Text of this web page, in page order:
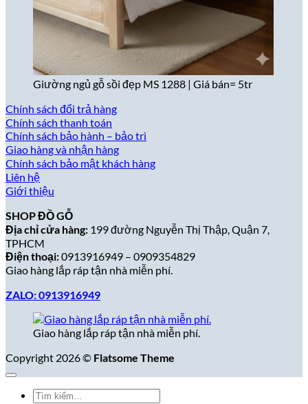
Giường ngủ gỗ sồi đẹp MS 1288 | Giá bán= 5tr
Chính sách đổi trả hàng
Chính sách thanh toán
Chính sách bảo hành – bảo trì
Giao hàng và nhận hàng
Chính sách bảo mật khách hàng
Liên hệ
Giới thiệu
SHOP ĐỒ GỖ
Địa chỉ cửa hàng: 199 đường Nguyễn Thị Thập, Quận 7,
TPHCM
Điện thoại:0913916949 – 0909354829
Giao hàng lắp ráp tận nhà miễn phí.
ZALO: 0913916949
Giao hàng lắp ráp tận nhà miễn phí.
Copyright 2026 © Flatsome Theme
Tìm